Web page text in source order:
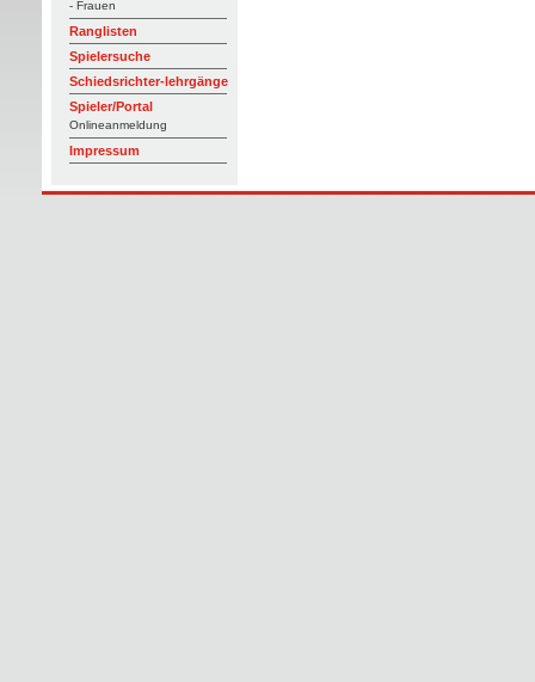
- Frauen
Ranglisten
Spielersuche
Schiedsrichter-lehrgänge
Spieler/Portal
Onlineanmeldung
Impressum